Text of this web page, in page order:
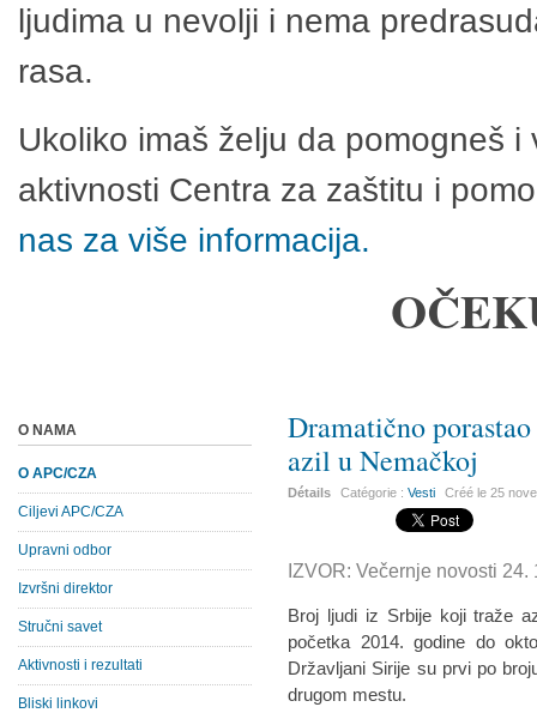
ljudima u nevolji i nema
rasa.
Ukoliko imaš želju da pomogneš
aktivnosti Centra za zaštitu i
nas za više informacija.
Dramatično
azil u Nemačkoj
Détails Catégorie :Vesti Créé le25
IZVOR: Večernje novosti 24.
Broj ljudi iz Srbije koji traže
početka 2014. godine do
Državljani Sirije su prvi po
drugom mestu.
O NAMA
O APC/CZA
Ciljevi APC/CZA
Upravni odbor
Izvršni direktor
Stručni savet
Aktivnosti i rezultati
Bliski linkovi